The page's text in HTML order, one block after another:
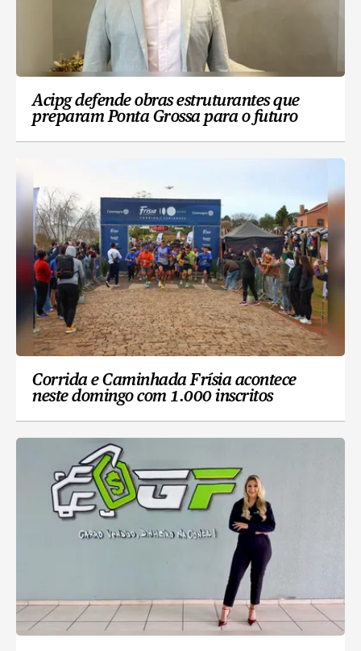
Acipg defende obras estruturantes que
preparam Ponta Grossa para o futuro
Corrida e Caminhada Frísia acontece
neste domingo com 1.000 inscritos